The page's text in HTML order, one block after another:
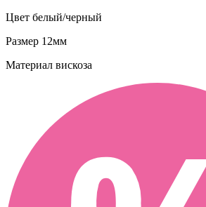
Цвет белый/черный
Размер 12мм
Материал вискоза